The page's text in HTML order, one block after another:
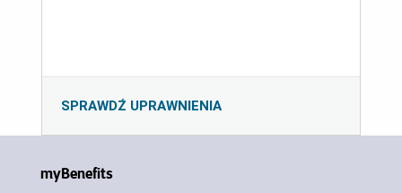
SPRAWDŹ UPRAWNIENIA
myBenefits